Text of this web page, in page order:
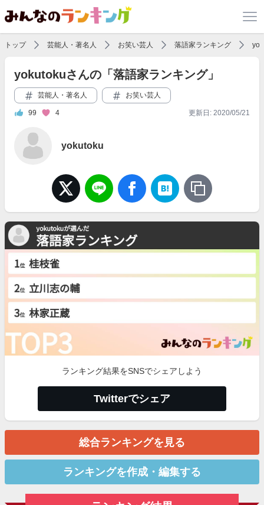
トップ 芸能人・著名人 お笑い芸人 落語家ランキング
yokutokuさんの「落語家ランキング」
芸能人・著名人 お笑い芸人
99 4 更新日: 2020/05/21
yokutoku
ランキング結果をSNSでシェアしよう
Twitterでシェア
総合ランキングを見る
ランキングを作成・編集する